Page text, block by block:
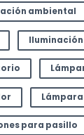
ambiental
para pasillo